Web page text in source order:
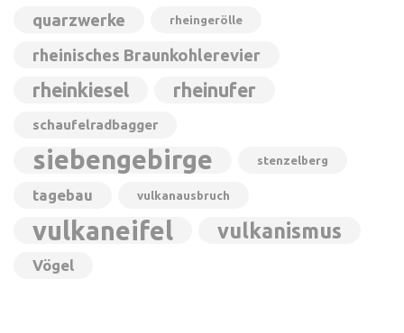
quarzwerke rheingerölle
rheinisches Braunkohlerevier
rheinkiesel rheinufer
schaufelradbagger
siebengebirge stenzelberg
tagebau vulkanausbruch
vulkaneifel vulkanismus
Vögel